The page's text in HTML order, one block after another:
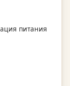
питания